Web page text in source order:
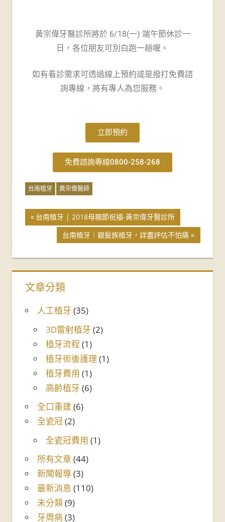
推
薦
黃宗偉牙醫診所將於 6/18(一) 端午節休診一
日，各位朋友可別白跑一趟喔。
如有看診需求可透過線上預約或是撥打免費諮
詢專線，將有專人為您服務。
立即預約
免費諮詢專線0800-258-268
台南植牙 黃宗偉醫師
台南植牙 | 2018母親節祝福-黃宗偉牙醫診所
台南植牙｜銀髮族植牙，詳盡評估不怕痛
文章分類
人工植牙 (35)
3D雷射植牙 (2)
植牙流程 (1)
植牙術後護理 (1)
植牙費用 (1)
高齡植牙 (6)
全口重建 (6)
全瓷冠(2)
全瓷冠費用 (1)
所有文章(44)
新聞報導(3)
最新消息 (110)
未分類(9)
牙周病(3)